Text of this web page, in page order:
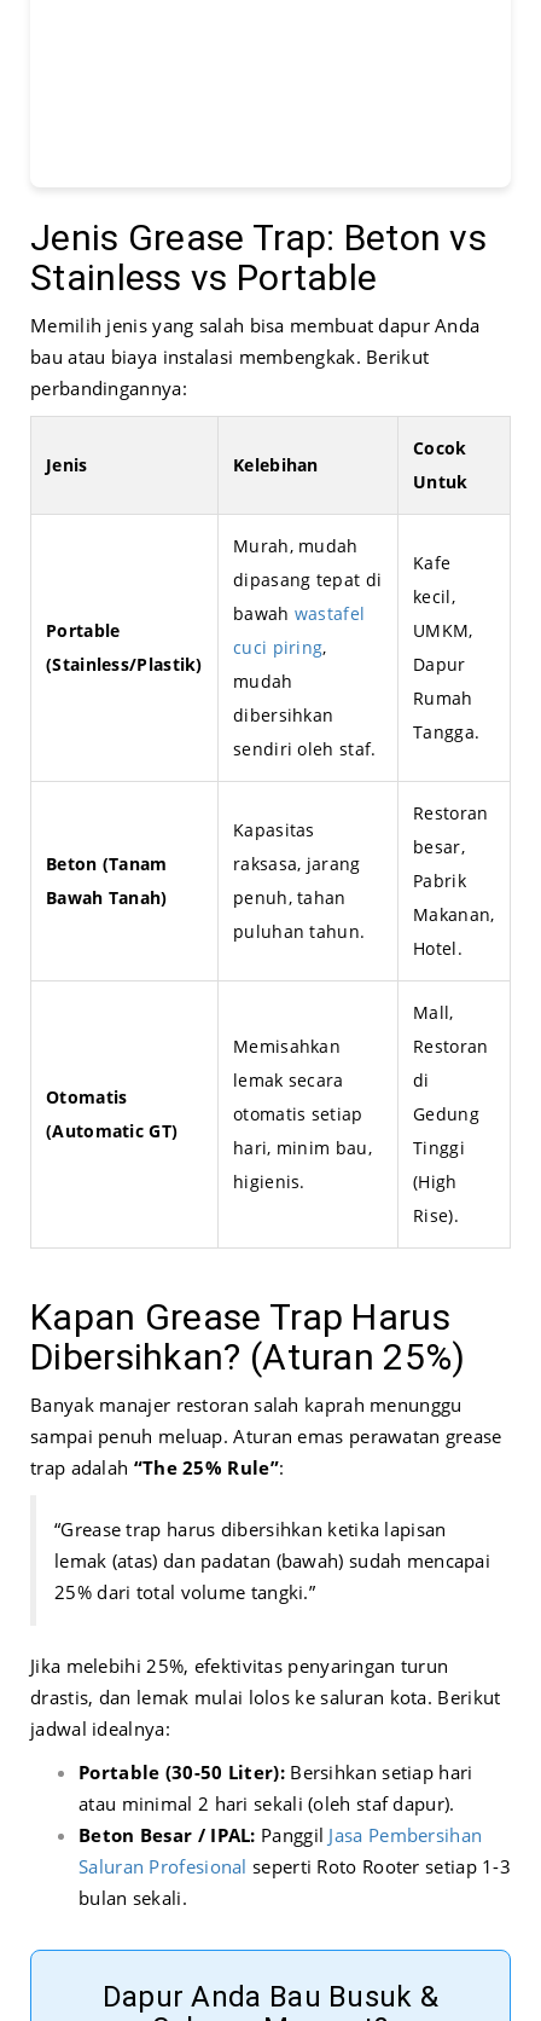
Jenis Grease Trap: Beton vs
Stainless vs Portable
Memilih jenis yang salah bisa membuat dapur Anda
bau atau biaya instalasi membengkak. Berikut
perbandingannya:
Jenis Kelebihan
Cocok
Untuk
Portable
(Stainless/Plastik)
Murah, mudah
dipasang tepat di
bawah wastafel
cuci piring,
mudah
dibersihkan
sendiri oleh staf.
Kafe
kecil,
UMKM,
Dapur
Rumah
Tangga.
Beton (Tanam
Bawah Tanah)
Kapasitas
raksasa, jarang
penuh, tahan
puluhan tahun.
Restoran
besar,
Pabrik
Makanan,
Hotel.
Otomatis
(Automatic GT)
Memisahkan
lemak secara
otomatis setiap
hari, minim bau,
higienis.
Mall,
Restoran
di
Gedung
Tinggi
(High
Rise).
Kapan Grease Trap Harus
Dibersihkan? (Aturan 25%)
Banyak manajer restoran salah kaprah menunggu
sampai penuh meluap. Aturan emas perawatan grease
trap adalah “The 25% Rule”:
“Grease trap harus dibersihkan ketika lapisan
lemak (atas) dan padatan (bawah) sudah mencapai
25% dari total volume tangki.”
Jika melebihi 25%, efektivitas penyaringan turun
drastis, dan lemak mulai lolos ke saluran kota. Berikut
jadwal idealnya:
Portable (30-50 Liter):Bersihkan setiap hari
atau minimal 2 hari sekali (oleh staf dapur).
Beton Besar / IPAL: Panggil Jasa Pembersihan
Saluran Profesional seperti Roto Rooter setiap 1-3
bulan sekali.
Dapur Anda Bau Busuk &